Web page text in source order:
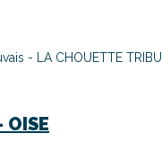
- LA CHOUETTE TRIBU
OISE